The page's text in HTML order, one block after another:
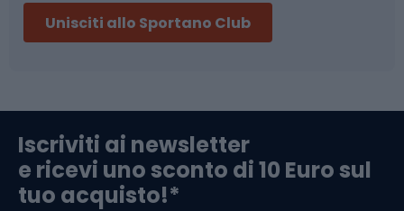
Abbigliamento da escursionismo
Componenti per biciclette
Arrampicata
Unisciti allo Sportano Club
Iscriviti ai newsletter
e ricevi uno sconto di 10 Euro sul
tuo acquisto!*